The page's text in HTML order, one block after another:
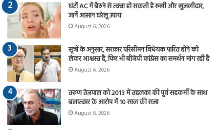
घंटों AC में बैठने से त्वचा हो सकती है रूखी और खुजलीदार,
जानें आसान घरेलू उपाय
August 6, 2026
सूत्रों के अनुसार, सरकार परिसीमन विधेयक पारित होने को
लेकर आश्वस्त है, फिर भी बीजेपी कांग्रेस का समर्थन मांग रही है
August 6, 2026
तरुण तेजपाल को 2013 में तहलका की पूर्व सहकर्मी के साथ
बलात्कार के आरोप में 10 साल की सजा
August 6, 2026